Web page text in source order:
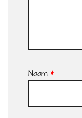
Naam *